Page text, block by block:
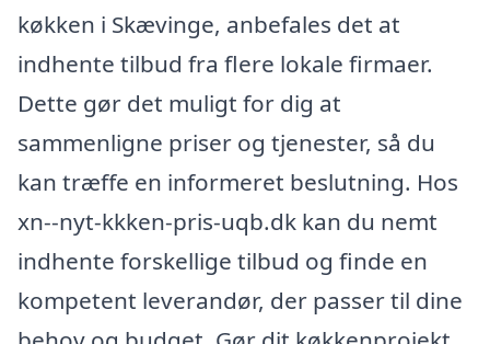
køkken i Skævinge, anbefales det at
indhente tilbud fra flere lokale firmaer.
Dette gør det muligt for dig at
sammenligne priser og tjenester, så du
kan træffe en informeret beslutning. Hos
xn--nyt-kkken-pris-uqb.dk kan du nemt
indhente forskellige tilbud og finde en
kompetent leverandør, der passer til dine